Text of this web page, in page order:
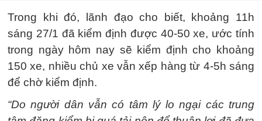
Trong khi đó, lãnh đạo cho biết, khoảng 11h
sáng 27/1 đã kiểm định được 40-50 xe, ước tính
trong ngày hôm nay sẽ kiểm định cho khoảng
150 xe, nhiều chủ xe vẫn xếp hàng từ 4-5h sáng
để chờ kiểm định.
“Do người dân vẫn có tâm lý lo ngại các trung